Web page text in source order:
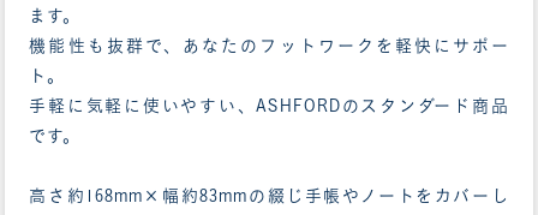
ます。
機能性も抜群で、あなたのフットワークを軽快にサポー
ト。
手軽に気軽に使いやすい、ASHFORDのスタンダード商品
です。
高さ約168mm×幅約83mmの綴じ手帳やノートをカバーし